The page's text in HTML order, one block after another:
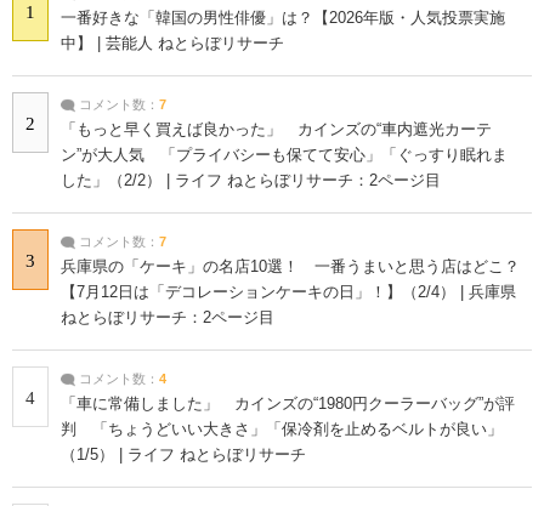
1
一番好きな「韓国の男性俳優」は？【2026年版・人気投票実施
中】 | 芸能人 ねとらぼリサーチ
2
コメント数： 7
「もっと早く買えば良かった」 カインズの“車内遮光カーテ
ン”が大人気 「プライバシーも保てて安心」「ぐっすり眠れま
した」（2/2） | ライフ ねとらぼリサーチ：2ページ目
3
コメント数： 7
兵庫県の「ケーキ」の名店10選！ 一番うまいと思う店はどこ？
【7月12日は「デコレーションケーキの日」！】（2/4） | 兵庫県
ねとらぼリサーチ：2ページ目
4
コメント数： 4
「車に常備しました」 カインズの“1980円クーラーバッグ”が評
判 「ちょうどいい大きさ」「保冷剤を止めるベルトが良い」
（1/5） | ライフ ねとらぼリサーチ